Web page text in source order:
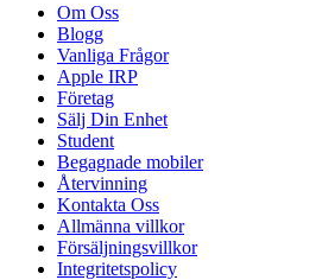
Om Oss
Blogg
Vanliga Frågor
Apple IRP
Företag
Sälj Din Enhet
Student
Begagnade mobiler
Återvinning
Kontakta Oss
Allmänna villkor
Försäljningsvillkor
Integritetspolicy